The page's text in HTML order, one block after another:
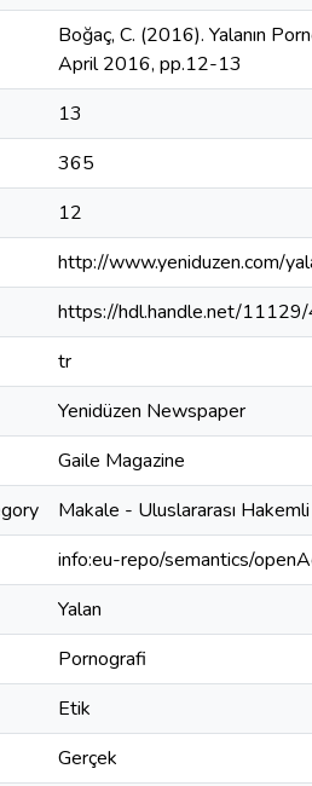
Boğaç, C. (2016). Yalanın
April 2016, pp.12-13
13
365
12
http://www.yeniduzen.com/
https://hdl.handle.net/
tr
Yenidüzen Newspaper
Gaile Magazine
Makale - Uluslararası
info:eu-repo/semantics/
Yalan
Pornografi
Etik
Gerçek